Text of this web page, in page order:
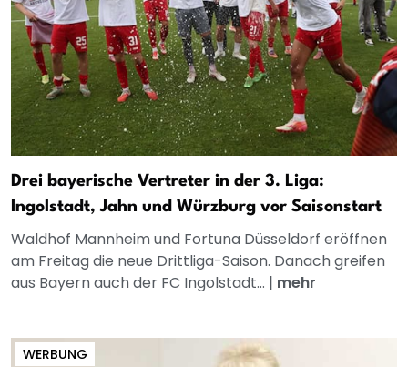
Drei bayerische Vertreter in der 3. Liga:
Ingolstadt, Jahn und Würzburg vor Saisonstart
Waldhof Mannheim und Fortuna Düsseldorf eröffnen
am Freitag die neue Drittliga-Saison. Danach greifen
aus Bayern auch der FC Ingolstadt... | mehr
WERBUNG